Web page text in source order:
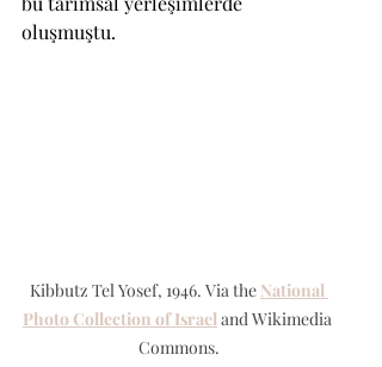
oluşmuştu.
Kibbutz Tel Yosef, 1946. Via the National
Photo Collection of Israel and Wikimedia
Commons.